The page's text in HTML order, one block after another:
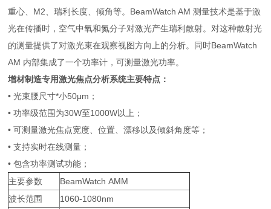
重心、M2、瑞利长度、倾角等。BeamWatch AM 测量技术是基于激
光在传播时，空气中氧和氮分子对激光产生瑞利散射。对这种散射光
的测量提供了对激光束在观察视图方向上的分析。同时BeamWatch
AM 内部集成了一个功率计，可测量激光功率。
增材制造专用激光焦点分析系统主要特点：
• 光束腰尺寸*小50μm；
• 功率级范围为30W至1000W以上；
• 可测量激光焦点宽度、位置、漂移以及倾斜角度等；
• 支持实时在线测量；
• 包含功率测试功能；
主要参数
BeamWatch AMM
波长范围
1060-1080nm